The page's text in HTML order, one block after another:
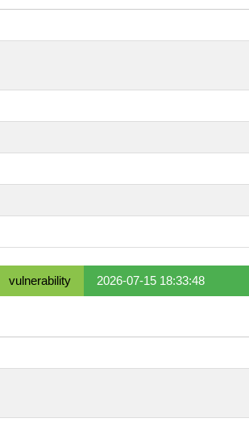
vulnerability 2026-07-15 18:33:48